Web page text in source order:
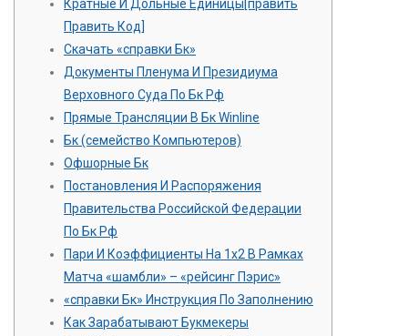
Кратные И Дольные Единицы[править
Править Код]
Скачать «справки Бк»
Документы Пленума И Президиума
Верховного Суда По Бк Рф
Прямые Трансляции В Бк Winline
Бк (семейство Компьютеров)
Офшорные Бк
Постановления И Распоряжения
Правительства Российской Федерации
По Бк Рф
Пари И Коэффициенты На 1х2 В Рамках
Матча «шамбли» – «рейсинг Пэрис»
«справки Бк» Инструкция По Заполнению
Как Зарабатывают Букмекеры